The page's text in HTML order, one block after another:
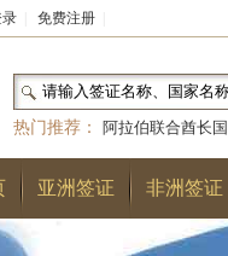
免费注册
热门推荐：
阿拉伯联合酋长国
和国|布基纳法索|巴勒斯坦
林王国|安道尔公国|
亚洲签证 非洲签证